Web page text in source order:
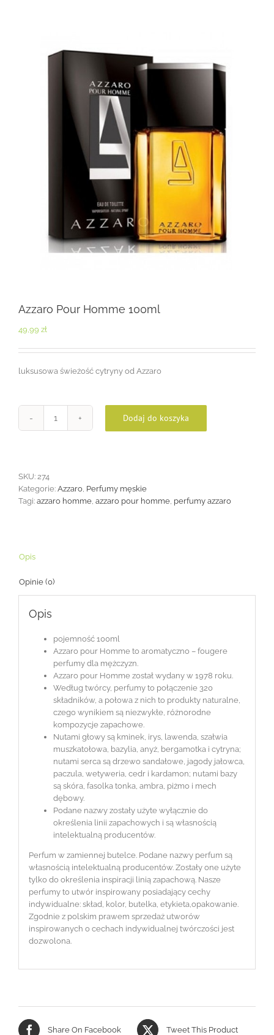
Azzaro Pour Homme 100ml
49,99 zł
luksusowa świeżość cytryny od Azzaro
ilość
Dodaj do koszyka
SKU: 274
Kategorie: Azzaro, Perfumy męskie
Tagi: azzaro homme, azzaro pour homme, perfumy azzaro
Opis
Opinie (0)
Opis
pojemność 100ml
Azzaro pour Homme to aromatyczno – fougere
perfumy dla mężczyzn.
Azzaro pour Homme został wydany w 1978 roku.
Według twórcy, perfumy to połączenie 320
składników, a połowa z nich to produkty naturalne,
czego wynikiem są niezwykłe, różnorodne
kompozycje zapachowe.
Nutami głowy są kminek, irys, lawenda, szałwia
muszkatołowa, bazylia, anyż, bergamotka i cytryna;
nutami serca są drzewo sandałowe, jagody jałowca,
paczula, wetyweria, cedr i kardamon; nutami bazy
są skóra, fasolka tonka, ambra, piżmo i mech
dębowy.
Podane nazwy zostały użyte wyłącznie do
określenia linii zapachowych i są własnością
intelektualną producentów.
Perfum w zamiennej butelce. Podane nazwy perfum są
własnością intelektualną producentów. Zostały one użyte
tylko do określenia inspiracji linią zapachową. Nasze
perfumy to utwór inspirowany posiadający cechy
indywidualne: skład, kolor, butelka, etykieta,opakowanie.
Zgodnie z polskim prawem sprzedaż utworów
inspirowanych o cechach indywidualnej twórczości jest
dozwolona.
Share On Facebook Tweet This Product